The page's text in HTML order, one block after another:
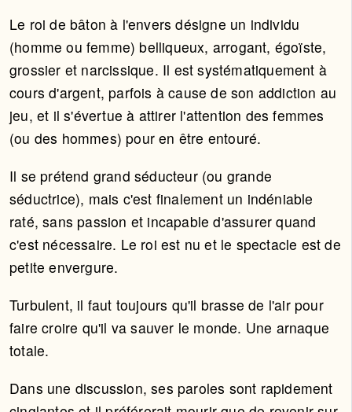
Le roi de bâton à l'envers désigne un individu
(homme ou femme) belliqueux, arrogant, égoïste,
grossier et narcissique. Il est systématiquement à
cours d'argent, parfois à cause de son addiction au
jeu, et il s'évertue à attirer l'attention des femmes
(ou des hommes) pour en être entouré.
Il se prétend grand séducteur (ou grande
séductrice), mais c'est finalement un indéniable
raté, sans passion et incapable d'assurer quand
c'est nécessaire. Le roi est nu et le spectacle est de
petite envergure.
Turbulent, il faut toujours qu'il brasse de l'air pour
faire croire qu'il va sauver le monde. Une arnaque
totale.
Dans une discussion, ses paroles sont rapidement